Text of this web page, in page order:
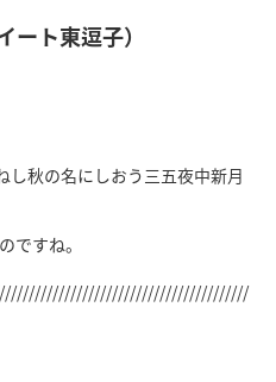
ト東逗子）
秋の名にしおう三五夜中新月
ですね。